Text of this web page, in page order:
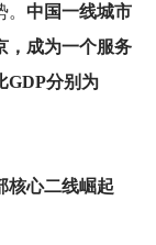
中国一线城市
，成为一个服务
GDP分别为
核心二线崛起